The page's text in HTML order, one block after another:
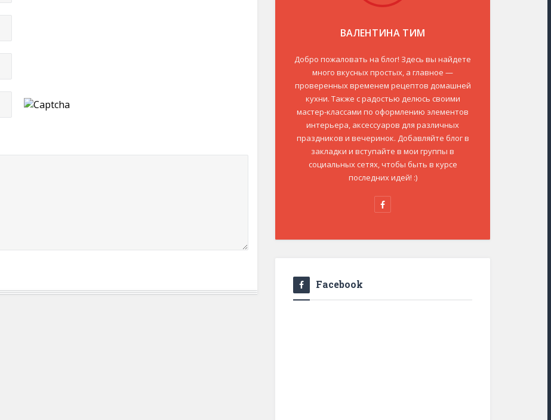
ВАЛЕНТИНА ТИМ
Добро пожаловать на блог! Здесь вы найдете
много вкусных простых, а главное —
проверенных временем рецептов домашней
кухни. Также с радостью делюсь своими
мастер-классами по оформлению элементов
интерьера, аксессуаров для различных
праздников и вечеринок. Добавляйте блог в
закладки и вступайте в мои группы в
социальных сетях, чтобы быть в курсе
последних идей! :)
Facebook